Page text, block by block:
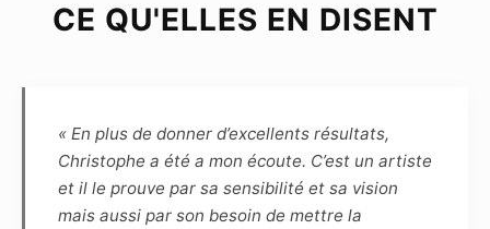
Chaque séance de prise de vue est soit libre,
contraintes afin que chacun s’y prépare.
Article 4
Le choix des photographies sera fait
CE QU'ELLES EN DISENT
« En plus de donner d’excellents résultats,
Christophe a été a mon écoute. C’est un artiste
et il le prouve par sa sensibilité et sa vision
mais aussi par son besoin de mettre la